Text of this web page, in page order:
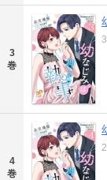
3
巻
4
巻